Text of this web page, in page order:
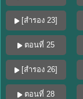
[สำรอง 23]
ตอนที่ 25
[สำรอง 26]
ตอนที่ 28